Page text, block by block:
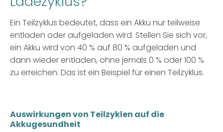
Ein Teilzyklus bedeutet, dass ein Akku nur teilweise
entladen oder aufgeladen wird. Stellen Sie sich vor,
ein Akku wird von 40 % auf 80 % aufgeladen und
dann wieder entladen, ohne jemals 0 % oder 100 %
zu erreichen. Das ist ein Beispiel für einen Teilzyklus.
Auswirkungen von Teilzyklen auf die
Akkugesundheit